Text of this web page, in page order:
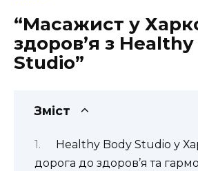
“Масажист у
здоров’я з
Studio”
Зміст
Healthy Body Studio у
дорога до здоров’я та